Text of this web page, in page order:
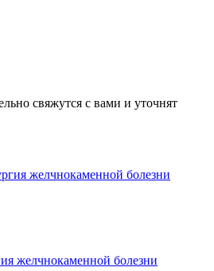
свяжутся с вами и уточнят
желчнокаменной болезни